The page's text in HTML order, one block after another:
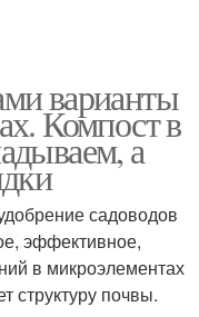
варианты
Компост в
а
садоводов
эффективное,
в микроэлементах
структуру почвы.